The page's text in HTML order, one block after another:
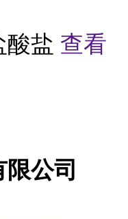
酸盐 查看
公司